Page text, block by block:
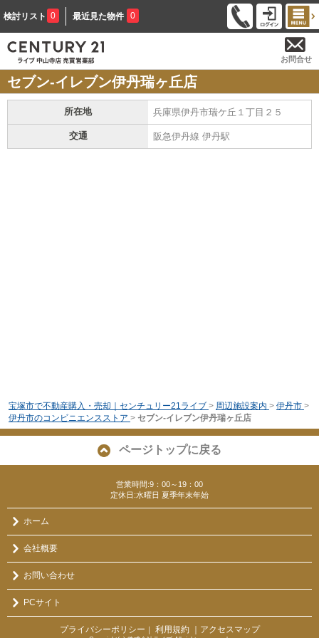
検討リスト 0 最近見た物件 0
お問合せ
セブン-イレブン伊丹瑞ヶ丘店
所在地 兵庫県伊丹市瑞ケ丘１丁目２５
交通 阪急伊丹線 伊丹駅
宝塚市で不動産購入・売却｜センチュリー21ライブ > 周辺施設案内 > 伊丹市 >
伊丹市のコンビニエンスストア > セブン-イレブン伊丹瑞ヶ丘店
ページトップに戻る
営業時間:9：00～19：00
定休日:水曜日 夏季年末年始
ホーム
会社概要
お問い合わせ
PCサイト
プライバシーポリシー ｜ 利用規約 ｜アクセスマップ